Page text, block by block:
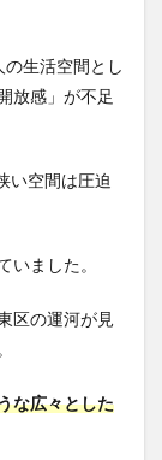
生活空間とし
放感」が不足
い空間は圧迫
いました。
区の運河が見
な広々とした